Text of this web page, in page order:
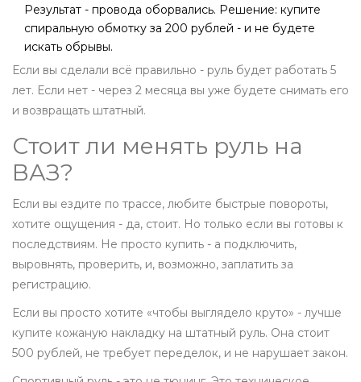
Результат - провода оборвались. Решение: купите
спиральную обмотку за 200 рублей - и не будете
искать обрывы.
Если вы сделали всё правильно - руль будет работать 5
лет. Если нет - через 2 месяца вы уже будете снимать его
и возвращать штатный.
Стоит ли менять руль на
ВАЗ?
Если вы ездите по трассе, любите быстрые повороты,
хотите ощущения - да, стоит. Но только если вы готовы к
последствиям. Не просто купить - а подключить,
выровнять, проверить, и, возможно, заплатить за
регистрацию.
Если вы просто хотите «чтобы выглядело круто» - лучше
купите кожаную накладку на штатный руль. Она стоит
500 рублей, не требует переделок, и не нарушает закон.